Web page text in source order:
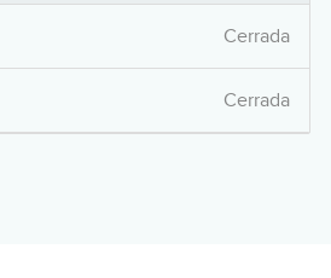
Cerrada
Cerrada